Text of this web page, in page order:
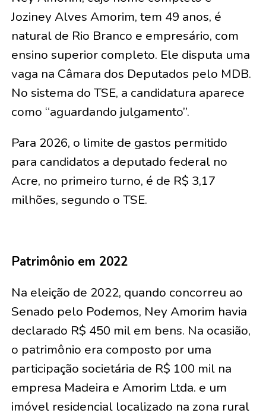
Joziney Alves Amorim, tem 49 anos, é
natural de Rio Branco e empresário, com
ensino superior completo. Ele disputa uma
vaga na Câmara dos Deputados pelo MDB.
No sistema do TSE, a candidatura aparece
como “aguardando julgamento”.
Para 2026, o limite de gastos permitido
para candidatos a deputado federal no
Acre, no primeiro turno, é de R$ 3,17
milhões, segundo o TSE.
Patrimônio em 2022
Na eleição de 2022, quando concorreu ao
Senado pelo Podemos, Ney Amorim havia
declarado R$ 450 mil em bens. Na ocasião,
o patrimônio era composto por uma
participação societária de R$ 100 mil na
empresa Madeira e Amorim Ltda. e um
imóvel residencial localizado na zona rural